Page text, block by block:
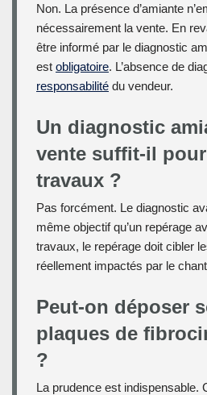
Non. La présence d’amiante
nécessairement la vente. En
être informé par le diagnostic
est obligatoire. L’absence de
responsabilité du vendeur.
Un diagnostic
vente suffit-il
travaux ?
Pas forcément. Le diagnostic
même objectif qu’un repérage
travaux, le repérage doit cibler
réellement impactés par le
Peut-on déposer
plaques de
?
La prudence est indispensable.